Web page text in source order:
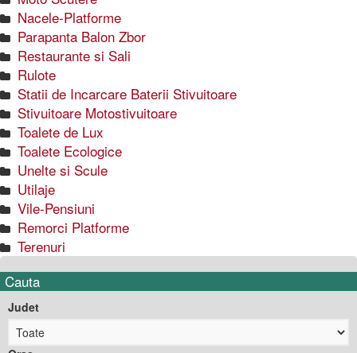
Nacele-Platforme
Parapanta Balon Zbor
Restaurante si Sali
Rulote
Statii de Incarcare Baterii Stivuitoare
Stivuitoare Motostivuitoare
Toalete de Lux
Toalete Ecologice
Unelte si Scule
Utilaje
Vile-Pensiuni
Remorci Platforme
Terenuri
Cauta
Judet